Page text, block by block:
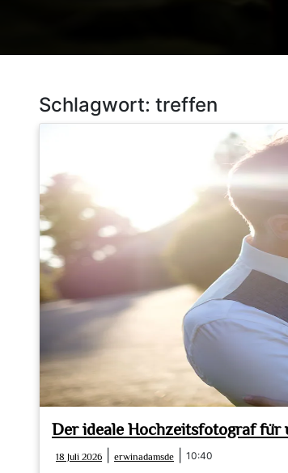
Schlagwort: treffen
Der ideale Hochzeitsfotograf für
18 Juli 2026
Juli
erwinadamsde erwinadamsde
10:40